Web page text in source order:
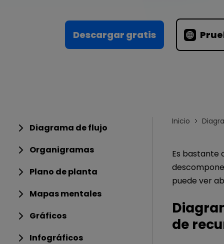
Descargar gratis
Diagrama de flujo
Organigramas
Plano de planta
Mapas mentales
Gráficos
Infográficos
Inicio
Es bastante
puede ver
de